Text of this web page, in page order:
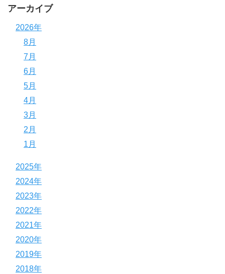
アーカイブ
2026年
8月
7月
6月
5月
4月
3月
2月
1月
2025年
2024年
2023年
2022年
2021年
2020年
2019年
2018年